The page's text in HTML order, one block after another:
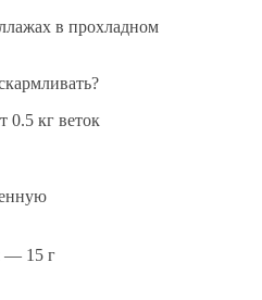
в прохладном
0.5 кг веток
— 15 г